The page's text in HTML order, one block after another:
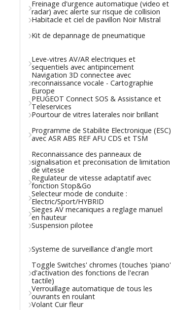
Freinage d'urgence automatique (video et
radar) avec alerte sur risque de collision
Habitacle et ciel de pavillon Noir Mistral
Kit de depannage de pneumatique
Leve-vitres AV/AR electriques et
sequentiels avec antipincement
Navigation 3D connectee avec
reconnaissance vocale - Cartographie
Europe
PEUGEOT Connect SOS & Assistance et
Teleservices
Pourtour de vitres laterales noir brillant
Programme de Stabilite Electronique (ESC)
avec ASR ABS REF AFU CDS et TSM
Reconnaissance des panneaux de
signalisation et preconisation de limitation
de vitesse
Regulateur de vitesse adaptatif avec
fonction Stop&Go
Selecteur mode de conduite :
Electric/Sport/HYBRID
Sieges AV mecaniques a reglage manuel
en hauteur
Suspension pilotee
Systeme de surveillance d'angle mort
Toggle Switches' chromes (touches 'piano'
d'activation des fonctions de l'ecran
tactile)
Verrouillage automatique de tous les
ouvrants en roulant
Volant Cuir fleur